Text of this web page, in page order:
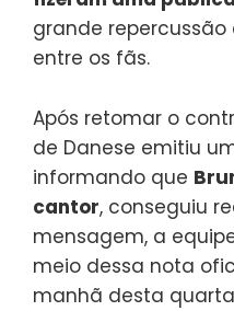
grande
entre os fãs.
Após retomar o
de Danese emitiu
informando que
cantor, conseguiu
mensagem, a
meio dessa nota
manhã desta